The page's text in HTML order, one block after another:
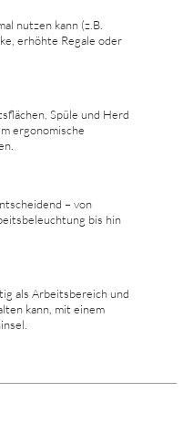
nutzen kann (z.B.
erhöhte Regale oder
Spüle und Herd
ergonomische
– von
bis hin
als Arbeitsbereich und
kann, mit einem